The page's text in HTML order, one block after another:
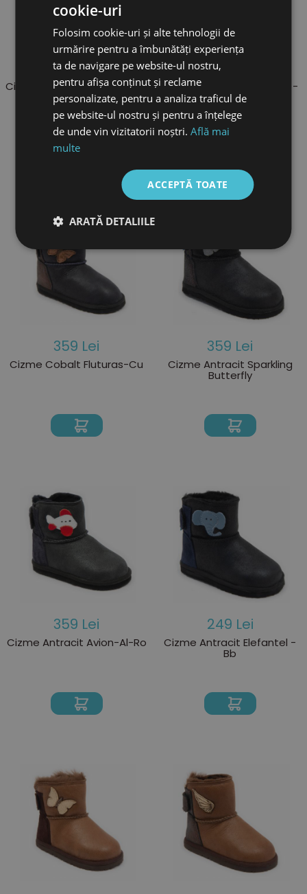
359 Lei
Cizme Caramel Ursulet- Ma
359 Lei
Cizme Caramel Elefantel -
Bb
359 Lei
Cizme Cobalt Fluturas-Cu
359 Lei
Cizme Antracit Sparkling
Butterfly
359 Lei
Cizme Antracit Avion-Al-Ro
249 Lei
Cizme Antracit Elefantel -
Bb
cookie-uri
Folosim cookie-uri și alte tehnologii de
urmărire pentru a îmbunătăți experiența
ta de navigare pe website-ul nostru,
pentru afișa conținut și reclame
personalizate, pentru a analiza traficul de
pe website-ul nostru și pentru a înțelege
de unde vin vizitatorii noștri.Află mai
multe
ACCEPTĂ TOATE
ARATĂ DETALIILE